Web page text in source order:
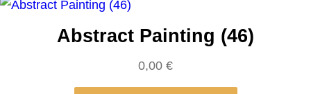
g
Abstract Painting (46)
0,00 €